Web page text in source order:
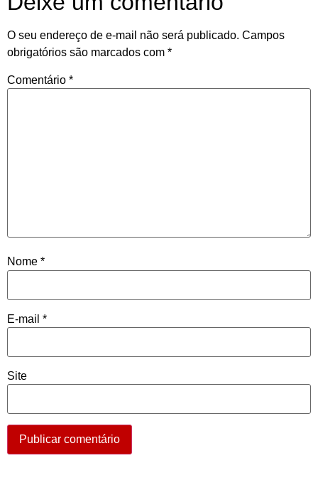
O seu endereço de e-mail não será publicado. Campos
obrigatórios são marcados com *
Comentário *
Nome *
E-mail *
Site